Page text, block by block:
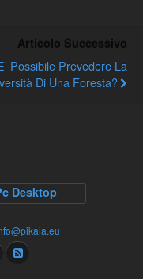
Articolo Successivo
Possibile Prevedere La
Di Una Foresta?
Desktop